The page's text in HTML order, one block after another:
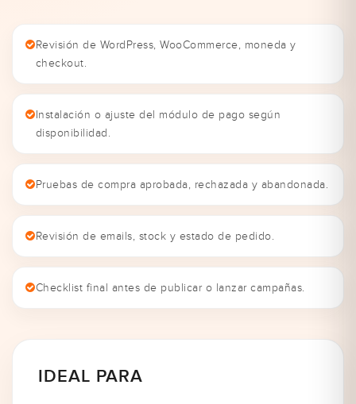
Revisión de WordPress, WooCommerce, moneda y
checkout.
Instalación o ajuste del módulo de pago según
disponibilidad.
Pruebas de compra aprobada, rechazada y abandonada.
Revisión de emails, stock y estado de pedido.
Checklist final antes de publicar o lanzar campañas.
IDEAL PARA